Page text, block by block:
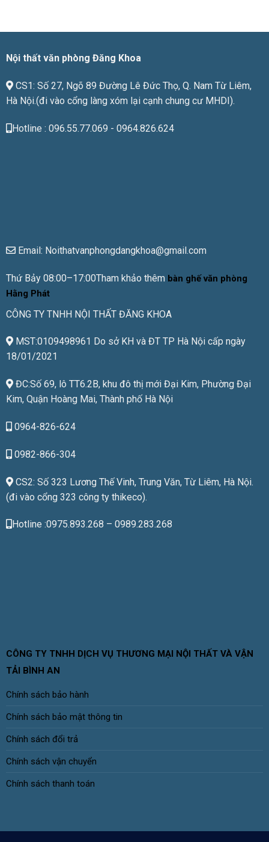
giá
Nội thất văn phòng Đăng Khoa
CS1: Số 27, Ngõ 89 Đường Lê Đức Thọ, Q. Nam Từ Liêm,
Hà Nội.(đi vào cổng làng xóm lại cạnh chung cư MHDI).
Hotline : 096.55.77.069 - 0964.826.624
Email: Noithatvanphongdangkhoa@gmail.com
Thứ Bảy 08:00–17:00Tham khảo thêm bàn ghế văn phòng
Hằng Phát
CÔNG TY TNHH NỘI THẤT ĐĂNG KHOA
MST:0109498961 Do sở KH và ĐT TP Hà Nội cấp ngày
18/01/2021
ĐC:Số 69, lô TT6.2B, khu đô thị mới Đại Kim, Phường Đại
Kim, Quận Hoàng Mai, Thành phố Hà Nội
0964-826-624
0982-866-304
CS2: Số 323 Lương Thế Vinh, Trung Văn, Từ Liêm, Hà Nội.
(đi vào cổng 323 công ty thikeco).
Hotline :0975.893.268 – 0989.283.268
CÔNG TY TNHH DỊCH VỤ THƯƠNG MẠI NỘI THẤT VÀ VẬN
TẢI BÌNH AN
Chính sách bảo hành
Chính sách bảo mật thông tin
Chính sách đổi trả
Chính sách vận chuyển
Chính sách thanh toán